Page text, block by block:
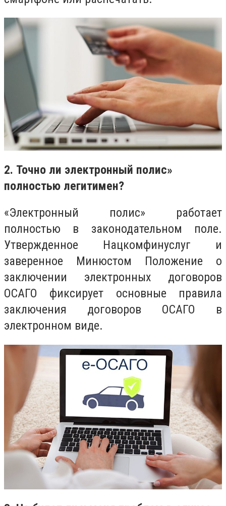
2. Точно ли электронный полис»
полностью легитимен?
«Электронный полис» работает
полностью в законодательном поле.
Утвержденное Нацкомфинуслуг и
заверенное Минюстом Положение о
заключении электронных договоров
ОСАГО фиксирует основные правила
заключения договоров ОСАГО в
электронном виде.